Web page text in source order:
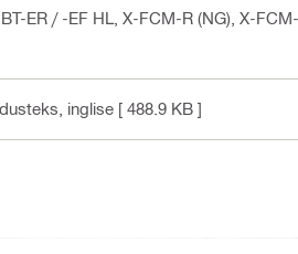
ER / -EF HL, X-FCM-R (NG), X-
, inglise [ 488.9 KB ]